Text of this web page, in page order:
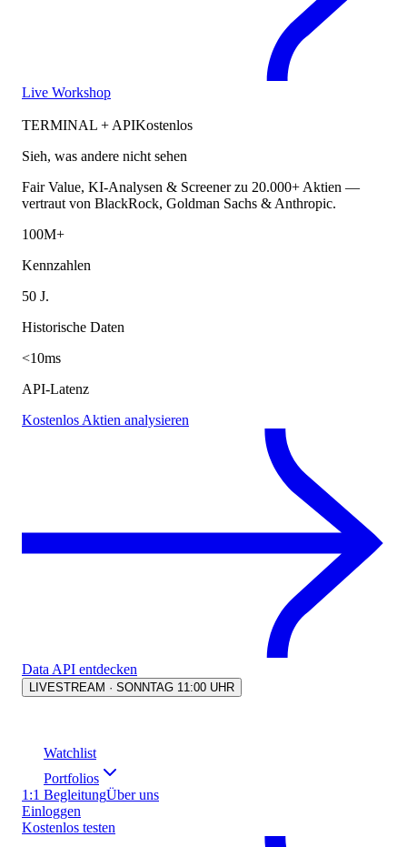
Live Workshop
TERMINAL + APIKostenlos
Sieh, was andere nicht sehen
Fair Value, KI-Analysen & Screener zu 20.000+ Aktien —
vertraut von BlackRock, Goldman Sachs & Anthropic.
100M+
Kennzahlen
50 J.
Historische Daten
<10ms
API-Latenz
Kostenlos Aktien analysieren
Data API entdecken
LIVESTREAM · SONNTAG 11:00 UHR
Watchlist
Portfolios
1:1 BegleitungÜber uns
Einloggen
Kostenlos testen